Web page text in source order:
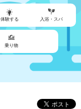
体験する 入浴・スパ
乗り物